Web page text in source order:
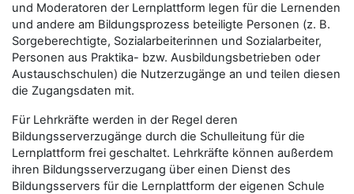
und Moderatoren der Lernplattform legen für die Lernenden
und andere am Bildungsprozess beteiligte Personen (z. B.
Sorgeberechtigte, Sozialarbeiterinnen und Sozialarbeiter,
Personen aus Praktika- bzw. Ausbildungsbetrieben oder
Austauschschulen) die Nutzerzugänge an und teilen diesen
die Zugangsdaten mit.
Für Lehrkräfte werden in der Regel deren
Bildungsserverzugänge durch die Schulleitung für die
Lernplattform frei geschaltet. Lehrkräfte können außerdem
ihren Bildungsserverzugang über einen Dienst des
Bildungsservers für die Lernplattform der eigenen Schule